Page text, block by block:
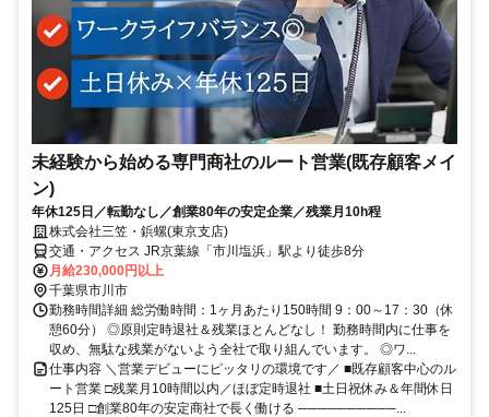
未経験から始める専門商社のルート営業(既存顧客メイ
ン)
年休125日／転勤なし／創業80年の安定企業／残業月10h程
株式会社三笠・鋲螺(東京支店)
交通・アクセス JR京葉線「市川塩浜」駅より徒歩8分
月給230,000円以上
千葉県市川市
勤務時間詳細 総労働時間：1ヶ月あたり150時間 9：00～17：30（休
憩60分） ◎原則定時退社＆残業ほとんどなし！ 勤務時間内に仕事を
収め、無駄な残業がないよう全社で取り組んでいます。 ◎ワ...
仕事内容 ＼営業デビューにピッタリの環境です／ ■既存顧客中心のル
ート営業 □残業月10時間以内／ほぼ定時退社 ■土日祝休み＆年間休日
125日 □創業80年の安定商社で長く働ける ──────────...